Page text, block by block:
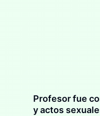
Profesor fue
y actos